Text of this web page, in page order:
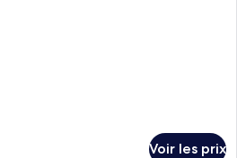
Voir les prix